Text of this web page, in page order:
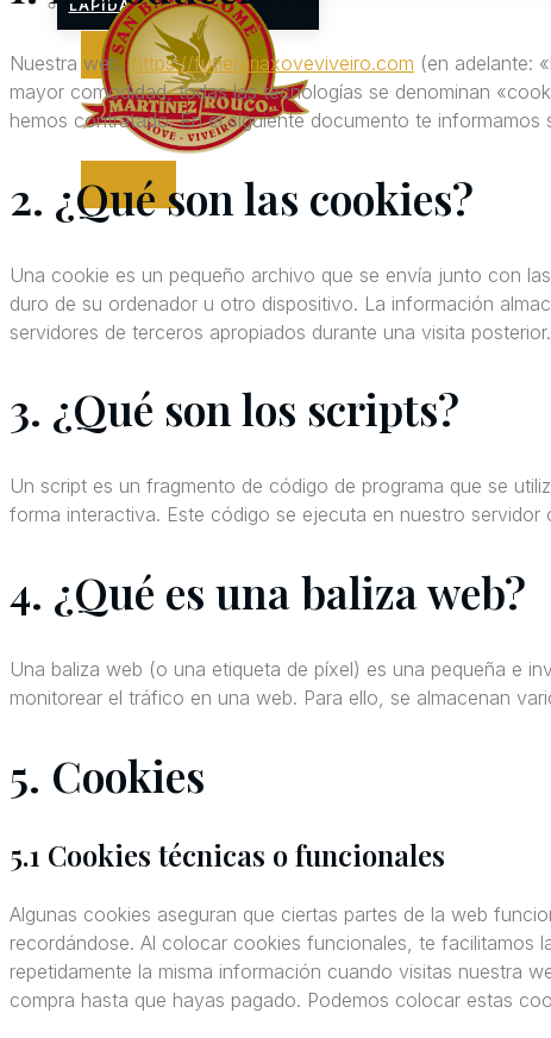
LÁPIDAS
Nuestra web,https://funerariaxoveviveiro.com (en adelante:
mayor comodidad, todas las tecnologías se denominan
hemos contratado. En el siguiente documento te
2. ¿Qué son las cookies?
Una cookie es un pequeño archivo que se envía junto con
duro de su ordenador u otro dispositivo. La información
servidores de terceros apropiados durante una visita posterior.
3. ¿Qué son los scripts?
Un script es un fragmento de código de programa que se
forma interactiva. Este código se ejecuta en nuestro servidor
4. ¿Qué es una baliza web?
Una baliza web (o una etiqueta de píxel) es una pequeña e
monitorear el tráfico en una web. Para ello, se almacenan
5. Cookies
5.1 Cookies técnicas o funcionales
Algunas cookies aseguran que ciertas partes de la web
recordándose. Al colocar cookies funcionales, te facilitamos
repetidamente la misma información cuando visitas nuestra
compra hasta que hayas pagado. Podemos colocar estas